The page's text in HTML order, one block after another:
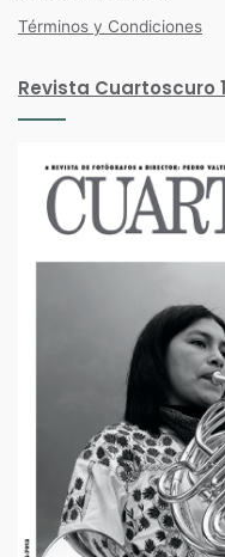
Términos y Condiciones
Revista Cuartoscuro